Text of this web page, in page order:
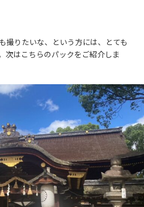
撮りたいな、という方には、とても
次はこちらのパックをご紹介しま